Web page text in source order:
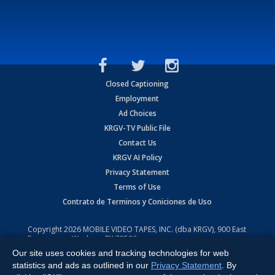
Closed Captioning
Employment
Ad Choices
KRGV-TV Public File
Contact Us
KRGV AI Policy
Privacy Statement
Terms of Use
Contrato de Terminos y Coniciones de Uso
Copyright2026 MOBILE VIDEO TAPES, INC. (dba KRGV), 900 East
Expressway, Weslaco, TX 78596.
All Rights Reserved. Powered by:Ruby Shore Software
Our site uses cookies and tracking technologies for web
statistics and ads as outlined in our Privacy Statement . By